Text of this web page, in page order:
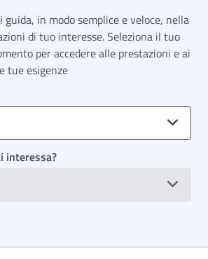
in modo semplice e veloce, nella
di tuo interesse. Seleziona il tuo
per accedere alle prestazioni e ai
tue esigenze
interessa?